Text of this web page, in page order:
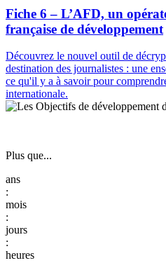
Fiche 6 – L’AFD, un
française de développement
Découvrez le nouvel outil de
destination des journalistes : une
ce qu'il y a à savoir pour
internationale.
Plus que...
:
:
: